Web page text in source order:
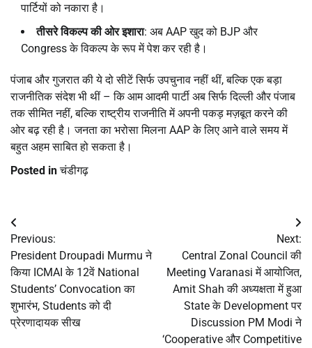
पार्टियों को नकारा है।
तीसरे विकल्प की ओर इशारा: अब AAP खुद को BJP और
Congress के विकल्प के रूप में पेश कर रही है।
पंजाब और गुजरात की ये दो सीटें सिर्फ उपचुनाव नहीं थीं, बल्कि एक बड़ा
राजनीतिक संदेश भी थीं – कि आम आदमी पार्टी अब सिर्फ दिल्ली और पंजाब
तक सीमित नहीं, बल्कि राष्ट्रीय राजनीति में अपनी पकड़ मज़बूत करने की
ओर बढ़ रही है। जनता का भरोसा मिलना AAP के लिए आने वाले समय में
बहुत अहम साबित हो सकता है।
Posted inचंडीगढ़
Post
navigation
Previous:
President Droupadi Murmu ने
किया ICMAI के 12वें National
Students’ Convocation का
शुभारंभ, Students को दी
प्रेरणादायक सीख
Next:
Central Zonal Council की
Meeting Varanasi में आयोजित,
Amit Shah की अध्यक्षता में हुआ
State के Development पर
Discussion PM Modi ने
‘Cooperative और Competitive